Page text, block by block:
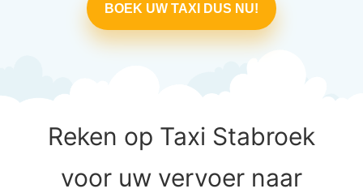
BOEK UW TAXI DUS NU!
Reken op Taxi Stabroek
voor uw vervoer naar